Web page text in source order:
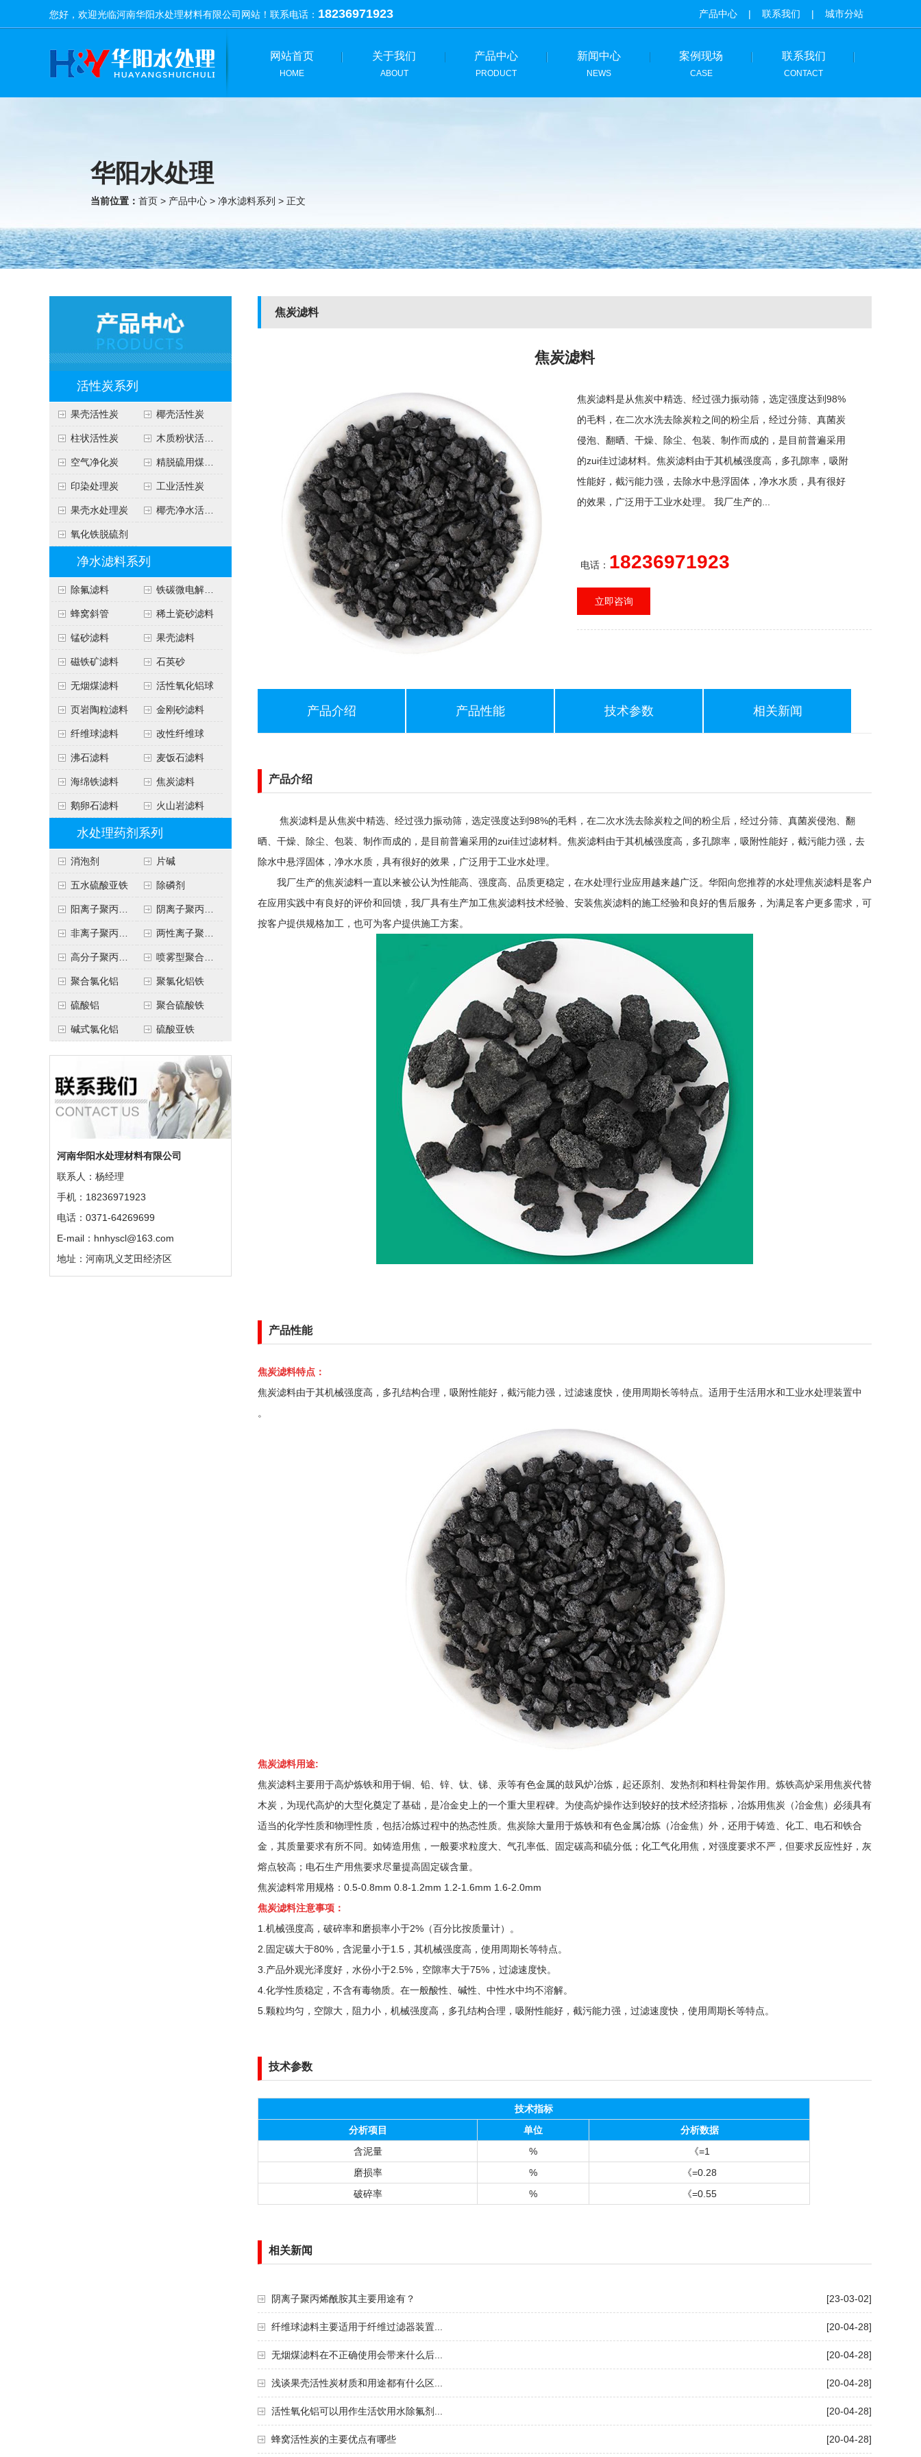
您好，欢迎光临河南华阳水处理材料有限公司网站！联系电话： 18236971923 产品中心 | 联系我们 | 城市分站
网站首页
HOME
关于我们
ABOUT
产品中心
PRODUCT
新闻中心
NEWS
案例现场
CASE
联系我们
CONTACT
华阳水处理
当前位置： 首页 > 产品中心 > 净水滤料系列 > 正文
活性炭系列
果壳活性炭 椰壳活性炭
柱状活性炭 木质粉状活性炭
空气净化炭 精脱硫用煤质炭
印染处理炭 工业活性炭
果壳水处理炭 椰壳净水活性炭
氧化铁脱硫剂
净水滤料系列
除氟滤料 铁碳微电解填料
蜂窝斜管 稀土瓷砂滤料
锰砂滤料 果壳滤料
磁铁矿滤料 石英砂
无烟煤滤料 活性氧化铝球
页岩陶粒滤料 金刚砂滤料
纤维球滤料 改性纤维球
沸石滤料 麦饭石滤料
海绵铁滤料 焦炭滤料
鹅卵石滤料 火山岩滤料
水处理药剂系列
消泡剂 片碱
五水硫酸亚铁 除磷剂
阳离子聚丙烯酰胺 阴离子聚丙烯酰胺
非离子聚丙烯酰胺
高分子聚丙烯酰胺
聚合氯化铝 聚氯化铝铁
硫酸铝 聚合硫酸铁
碱式氯化铝 硫酸亚铁
河南华阳水处理材料有限公司
联系人：杨经理
手机：18236971923
电话：0371-64269699
E-mail：hnhyscl@163.com
地址：河南巩义芝田经济区
焦炭滤料
焦炭滤料
焦炭滤料是从焦炭中精选、经过强力振动筛，选定强度达到98%
的毛料，在二次水洗去除炭粒之间的粉尘后，经过分筛、真菌炭
侵泡、翻晒、干燥、除尘、包装、制作而成的，是目前普遍采用
的zui佳过滤材料。焦炭滤料由于其机械强度高，多孔隙率，吸附
性能好，截污能力强，去除水中悬浮固体，净水水质，具有很好
的效果，广泛用于工业水处理。 我厂生产的...
电话： 18236971923
立即咨询
产品介绍 产品性能 技术参数 相关新闻
产品介绍
焦炭滤料是从焦炭中精选、经过强力振动筛，选定强度达到98%的毛料，在二次水洗去除炭粒之间的粉尘后，经过分筛、真菌炭侵泡、翻
晒、干燥、除尘、包装、制作而成的，是目前普遍采用的zui佳过滤材料。焦炭滤料由于其机械强度高，多孔隙率，吸附性能好，截污能力强，去
除水中悬浮固体，净水水质，具有很好的效果，广泛用于工业水处理。
我厂生产的焦炭滤料一直以来被公认为性能高、强度高、品质更稳定，在水处理行业应用越来越广泛。华阳向您推荐的水处理焦炭滤料是客户
在应用实践中有良好的评价和回馈，我厂具有生产加工焦炭滤料技术经验、安装焦炭滤料的施工经验和良好的售后服务，为满足客户更多需求，可
按客户提供规格加工，也可为客户提供施工方案。
产品性能
焦炭滤料特点：
焦炭滤料由于其机械强度高，多孔结构合理，吸附性能好，截污能力强，过滤速度快，使用周期长等特点。适用于生活用水和工业水处理装置中
。
焦炭滤料用途:
焦炭滤料主要用于高炉炼铁和用于铜、铅、锌、钛、锑、汞等有色金属的鼓风炉冶炼，起还原剂、发热剂和料柱骨架作用。炼铁高炉采用焦炭代替
木炭，为现代高炉的大型化奠定了基础，是冶金史上的一个重大里程碑。为使高炉操作达到较好的技术经济指标，冶炼用焦炭（冶金焦）必须具有
适当的化学性质和物理性质，包括冶炼过程中的热态性质。焦炭除大量用于炼铁和有色金属冶炼（冶金焦）外，还用于铸造、化工、电石和铁合
金，其质量要求有所不同。如铸造用焦，一般要求粒度大、气孔率低、固定碳高和硫分低；化工气化用焦，对强度要求不严，但要求反应性好，灰
熔点较高；电石生产用焦要求尽量提高固定碳含量。
焦炭滤料常用规格：0.5-0.8mm 0.8-1.2mm 1.2-1.6mm 1.6-2.0mm
焦炭滤料注意事项：
1.机械强度高，破碎率和磨损率小于2%（百分比按质量计）。
2.固定碳大于80%，含泥量小于1.5，其机械强度高，使用周期长等特点。
3.产品外观光泽度好，水份小于2.5%，空隙率大于75%，过滤速度快。
4.化学性质稳定，不含有毒物质。在一般酸性、碱性、中性水中均不溶解。
5.颗粒均匀，空隙大，阻力小，机械强度高，多孔结构合理，吸附性能好，截污能力强，过滤速度快，使用周期长等特点。
技术参数
技术指标
分析项目
单位
分析数据
含泥量
%
《=1
磨损率
%
《=0.28
破碎率
% 《=0.55
相关新闻
[23-03-02]
阴离子聚丙烯酰胺其主要用途有？
[20-04-28]
纤维球滤料主要适用于纤维过滤器装置...
[20-04-28]
无烟煤滤料在不正确使用会带来什么后...
[20-04-28]
浅谈果壳活性炭材质和用途都有什么区...
[20-04-28]
活性氧化铝可以用作生活饮用水除氟剂...
[20-04-28]
蜂窝活性炭的主要优点有哪些